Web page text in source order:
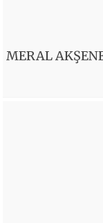
MERAL